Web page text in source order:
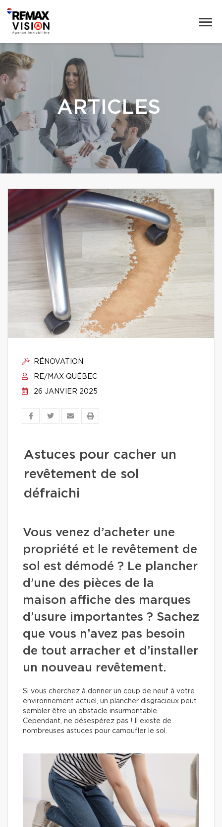
ARTICLES
RÉNOVATION
RE/MAX QUÉBEC
26 JANVIER 2025
Astuces pour cacher un
revêtement de sol
défraichi
Vous venez d’acheter une
propriété et le revêtement de
sol est démodé ? Le plancher
d’une des pièces de la
maison affiche des marques
d’usure importantes ? Sachez
que vous n’avez pas besoin
de tout arracher et d’installer
un nouveau revêtement.
Si vous cherchez à donner un coup de neuf à votre
environnement actuel, un plancher disgracieux peut
sembler être un obstacle insurmontable.
Cependant, ne désespérez pas ! Il existe de
nombreuses astuces pour camoufler le sol.